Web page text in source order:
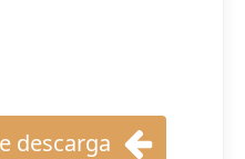
descarga